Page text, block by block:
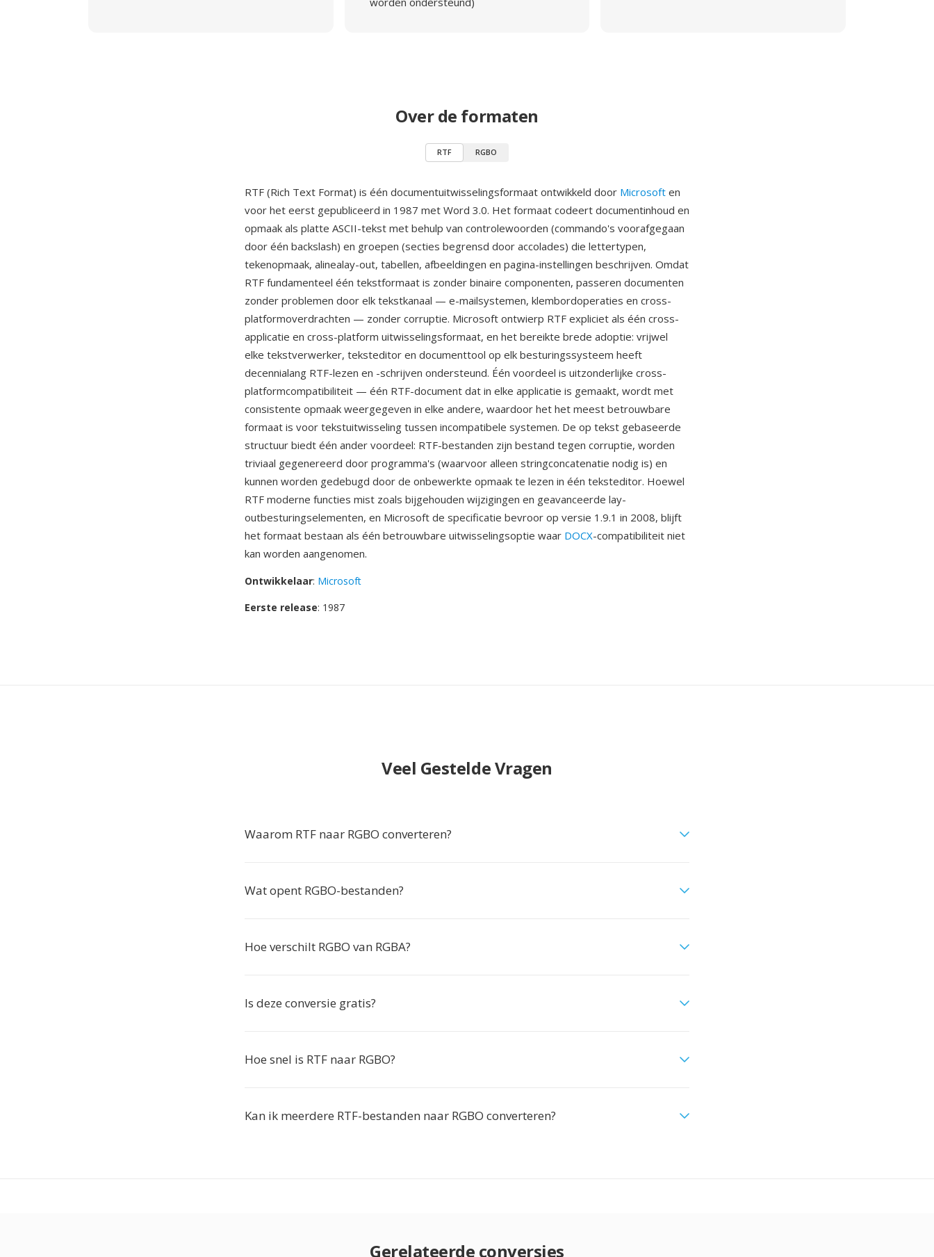
Over de formaten
RTF RGBO
RTF (Rich Text Format) is één documentuitwisselingsformaat ontwikkeld door Microsoft en
voor het eerst gepubliceerd in 1987 met Word 3.0. Het formaat codeert documentinhoud en
opmaak als platte ASCII-tekst met behulp van controlewoorden (commando's voorafgegaan
door één backslash) en groepen (secties begrensd door accolades) die lettertypen,
tekenopmaak, alinealay-out, tabellen, afbeeldingen en pagina-instellingen beschrijven. Omdat
RTF fundamenteel één tekstformaat is zonder binaire componenten, passeren documenten
zonder problemen door elk tekstkanaal — e-mailsystemen, klembordoperaties en cross-
platformoverdrachten — zonder corruptie. Microsoft ontwierp RTF expliciet als één cross-
applicatie en cross-platform uitwisselingsformaat, en het bereikte brede adoptie: vrijwel
elke tekstverwerker, teksteditor en documenttool op elk besturingssysteem heeft
decennialang RTF-lezen en -schrijven ondersteund. Één voordeel is uitzonderlijke cross-
platformcompatibiliteit — één RTF-document dat in elke applicatie is gemaakt, wordt met
consistente opmaak weergegeven in elke andere, waardoor het het meest betrouwbare
formaat is voor tekstuitwisseling tussen incompatibele systemen. De op tekst gebaseerde
structuur biedt één ander voordeel: RTF-bestanden zijn bestand tegen corruptie, worden
triviaal gegenereerd door programma's (waarvoor alleen stringconcatenatie nodig is) en
kunnen worden gedebugd door de onbewerkte opmaak te lezen in één teksteditor. Hoewel
RTF moderne functies mist zoals bijgehouden wijzigingen en geavanceerde lay-
outbesturingselementen, en Microsoft de specificatie bevroor op versie 1.9.1 in 2008, blijft
het formaat bestaan als één betrouwbare uitwisselingsoptie waar DOCX-compatibiliteit niet
kan worden aangenomen.
Ontwikkelaar: Microsoft
Eerste release: 1987
Veel Gestelde Vragen
Waarom RTF naar RGBO converteren?
Wat opent RGBO-bestanden?
Hoe verschilt RGBO van RGBA?
Is deze conversie gratis?
Hoe snel is RTF naar RGBO?
Kan ik meerdere RTF-bestanden naar RGBO converteren?
Gerelateerde conversies